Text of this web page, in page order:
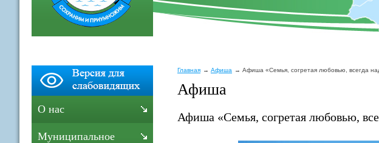
Главная Афиша Афиша «Семья, согретая любовью, всегда
Афиша
Афиша «Семья, согретая любовью,
О нас
Муниципальное